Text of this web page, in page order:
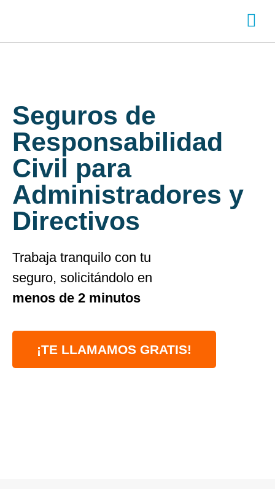
Seguros de
Responsabilidad
Civil para
Administradores y
Directivos
Trabaja tranquilo con tu
seguro, solicitándolo en
menos de 2 minutos
¡TE LLAMAMOS GRATIS!